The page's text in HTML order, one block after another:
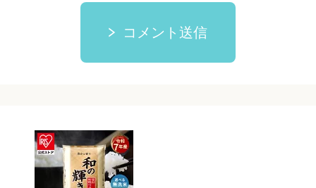
コメント送信